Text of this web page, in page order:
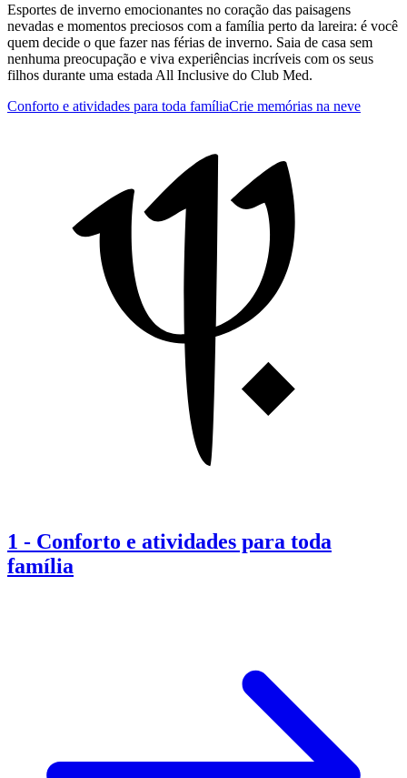
Esportes de inverno emocionantes no coração das paisagens
nevadas e momentos preciosos com a família perto da lareira: é você
quem decide o que fazer nas férias de inverno. Saia de casa sem
nenhuma preocupação e viva experiências incríveis com os seus
filhos durante uma estada All Inclusive do Club Med.
Conforto e atividades para toda famíliaCrie memórias na neve
1 - Conforto e atividades para toda
família